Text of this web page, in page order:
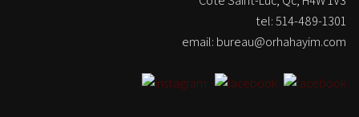
tel: 514-489-1301
email: bureau@orhahayim.com